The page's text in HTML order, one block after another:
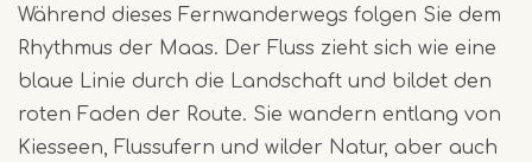
Während dieses Fernwanderwegs folgen Sie dem
Rhythmus der Maas. Der Fluss zieht sich wie eine
blaue Linie durch die Landschaft und bildet den
roten Faden der Route. Sie wandern entlang von
Kiesseen, Flussufern und wilder Natur, aber auch